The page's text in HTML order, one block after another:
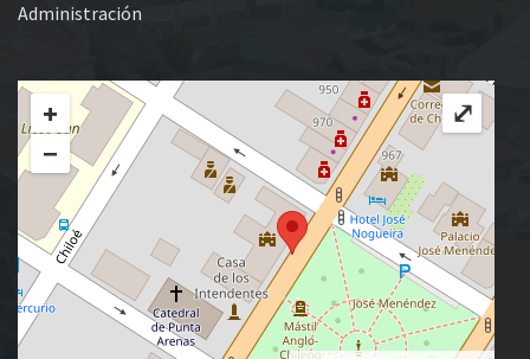
Administración
+
−
⤢